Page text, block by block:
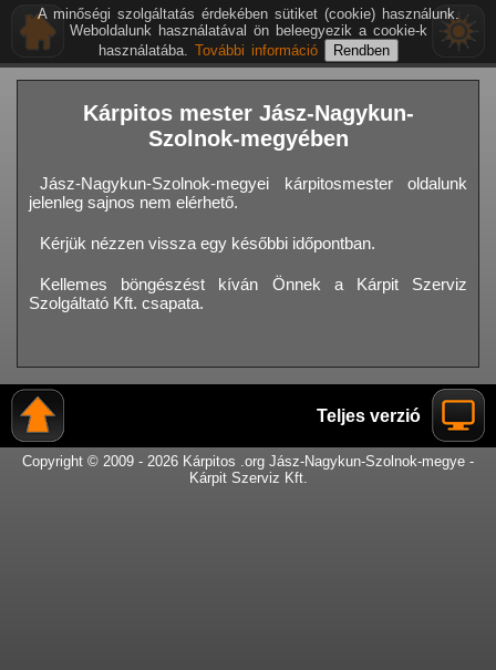
Kárpitos mester Jász-Nagykun-
Szolnok-megyében
Jász-Nagykun-Szolnok-megyei kárpitosmester oldalunk
jelenleg sajnos nem elérhető.
Kérjük nézzen vissza egy későbbi időpontban.
Kellemes böngészést kíván Önnek a Kárpit Szerviz
Szolgáltató Kft. csapata.
Teljes verzió
Copyright © 2009 - 2026 Kárpitos .org Jász-Nagykun-Szolnok-megye -
Kárpit Szerviz Kft.
A minőségi szolgáltatás érdekében sütiket (cookie) használunk.
Weboldalunk használatával ön beleegyezik a cookie-k
használatába. További információ